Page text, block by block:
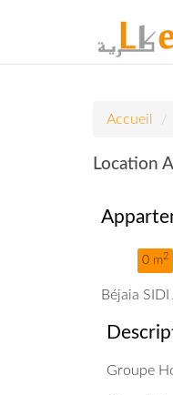
Accueil
Location
0 m2
Béjaia SIDI
Groupe